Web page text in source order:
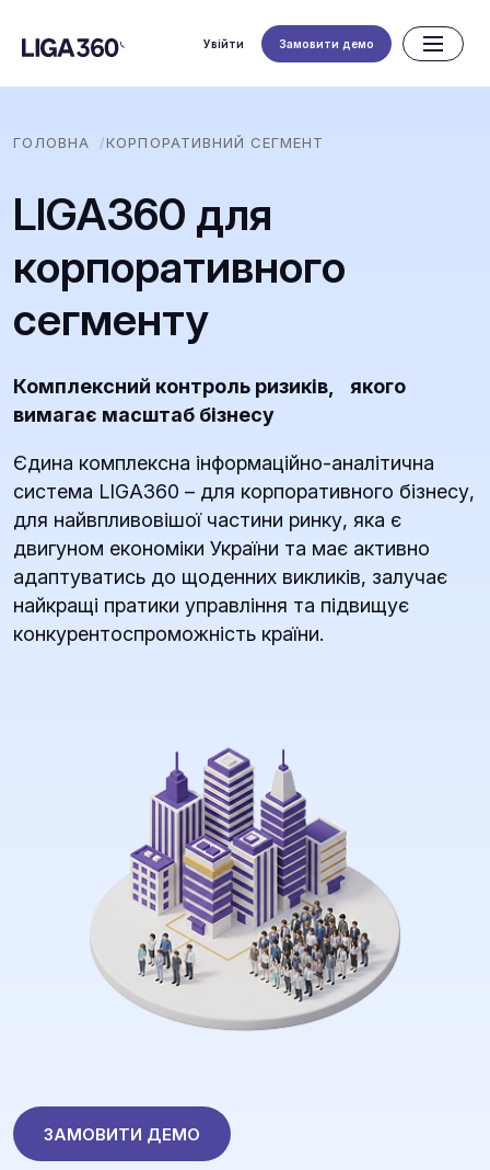
Увійти Замовити демо
ГОЛОВНА КОРПОРАТИВНИЙ СЕГМЕНТ
LIGA360 для
корпоративного
сегменту
Комплексний контроль ризиків, якого
вимагає масштаб бізнесу
Єдина комплексна інформаційно-аналітична
система LIGA360 – для корпоративного бізнесу,
для найвпливовішої частини ринку, яка є
двигуном економіки України та має активно
адаптуватись до щоденних викликів, залучає
найкращі пратики управління та підвищує
конкурентоспроможність країни.
ЗАМОВИТИ ДЕМО